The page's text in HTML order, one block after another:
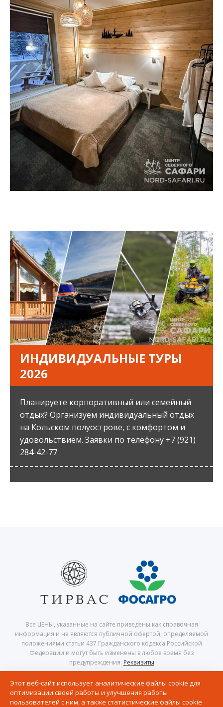
ИНДИВИДУАЛЬНЫЕ ТУРЫ
2026
Планируете корпоративный или семейный
отдых? Организуем индивидуальный отдых
на Кольском полуострове, с комфортом и
удовольствием. Заявки по телефону +7 (921)
284-42-77
Все ЦЕНЫ, указанные на сайте приведены как справочная
информация и не являются публичной офертой, определяемой
положениями статьи 437 Гражданского кодекса Российской
Федерации и могут быть изменены в любое время без
предупреждения. Реквизиты
Мурманская область, Кольский полуостров
Политика в отношении обработки персональных данных
Этот веб-сайт использует аналитические файлы cookie для
оптимизации своей работы и улучшения работы
пользователей с ним, а также статистические файлы cookie